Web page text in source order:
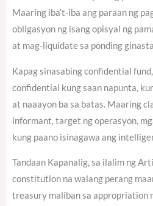
Maaring iba’t-iba ang paraan ng
obligasyon ng isang opisyal ng
at mag-liquidate sa ponding
Kapag sinasabing confidential
confidential kung saan napunta,
at naaayon ba sa batas. Maaring
informant, target ng operasyon,
kung paano isinagawa ang
Tandaan Kapanalig, sa ilalim ng
constitution na walang perang
treasury maliban sa appropriation